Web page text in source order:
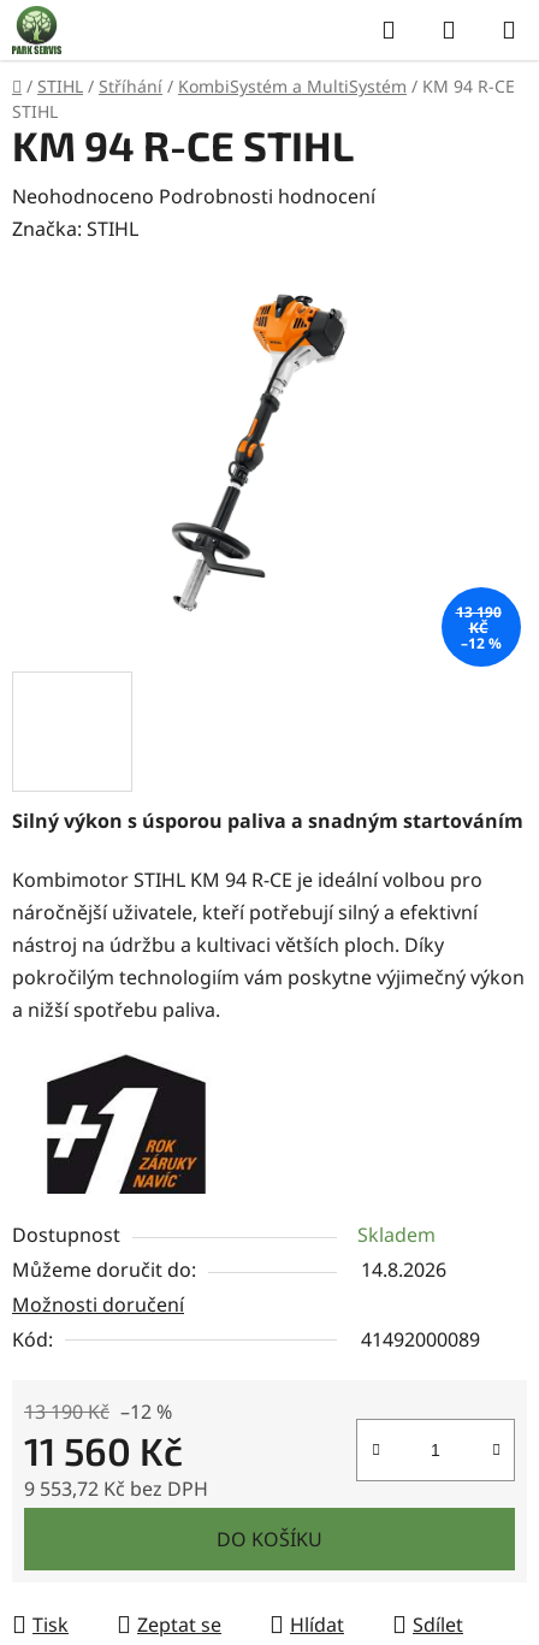
Přejít
na
obsah
Hledat
KOŠÍK
Domů
/ STIHL / Stříhání / KombiSystém a MultiSystém / KM 94 R-CE
STIHL
Silný výkon s úsporou paliva a snadným startováním
Kombimotor STIHL KM 94 R-CE je ideální volbou pro
náročnější uživatele, kteří potřebují silný a efektivní
nástroj na údržbu a kultivaci větších ploch. Díky
pokročilým technologiím vám poskytne výjimečný výkon
a nižší spotřebu paliva.
Dostupnost
Skladem
Můžeme doručit do:
14.8.2026
Možnosti doručení
Kód:
41492000089
13 190 Kč –12 %
11 560 Kč
9 553,72 Kč bez DPH
DO KOŠÍKU
Tisk Zeptat se Hlídat Sdílet
KM 94 R-CE STIHL
Průměrné
hodnocení
Neohodnoceno Podrobnosti hodnocení
Značka: STIHL
13 190
KČ
–12 %